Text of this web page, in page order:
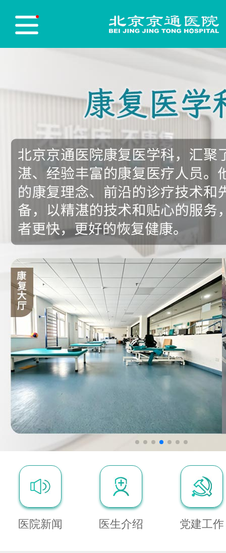
医院首页 Hospital Home
医院新闻 Hospital News
医师团队 Physician Team
志愿服务 Red blood cell
党员先锋 Party Building
医保政策 Medical insurance policy
来院路线 Hospital Route
预约挂号 Appointment Registration
电话挂号
医院新闻 医生介绍 党建工作